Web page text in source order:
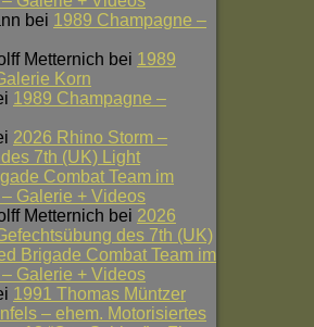
bei 1989 Champagne –
Metternich bei 1989
Korn
1989 Champagne –
2026 Rhino Storm –
7th (UK) Light
Combat Team im
Galerie + Videos
Metternich bei 2026
des 7th (UK)
Brigade Combat Team im
Galerie + Videos
1991 Thomas Müntzer
– ehem. Motorisiertes